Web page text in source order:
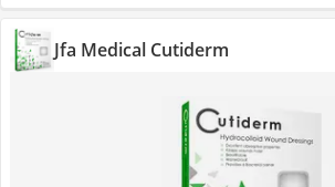
Jfa Medical Cutiderm